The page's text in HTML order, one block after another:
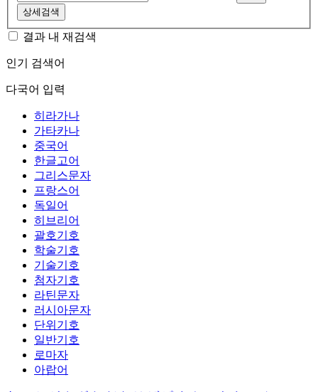
상세검색
결과 내 재검색
인기 검색어
다국어 입력
히라가나
가타카나
중국어
한글고어
그리스문자
프랑스어
독일어
히브리어
괄호기호
학술기호
기술기호
첨자기호
라틴문자
러시아문자
단위기호
일반기호
로마자
아랍어